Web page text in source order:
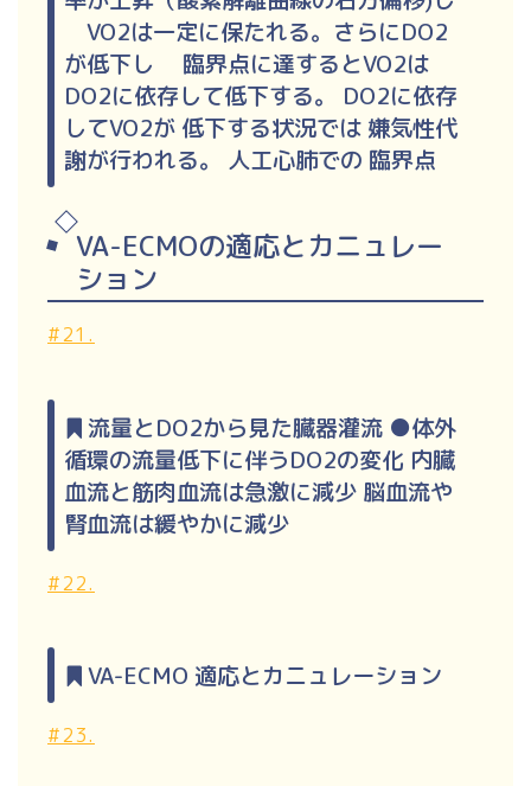
VO2は一定に保たれる。さらにDO2
が低下し 臨界点に達するとVO2は
DO2に依存して低下する。 DO2に依存
してVO2が 低下する状況では 嫌気性代
謝が行われる。 人工心肺での 臨界点
VA-ECMOの適応とカニュレー
ション
#21.
流量とDO2から見た臓器灌流 ●体外
循環の流量低下に伴うDO2の変化 内臓
血流と筋肉血流は急激に減少 脳血流や
腎血流は緩やかに減少
#22.
VA-ECMO 適応とカニュレーション
#23.